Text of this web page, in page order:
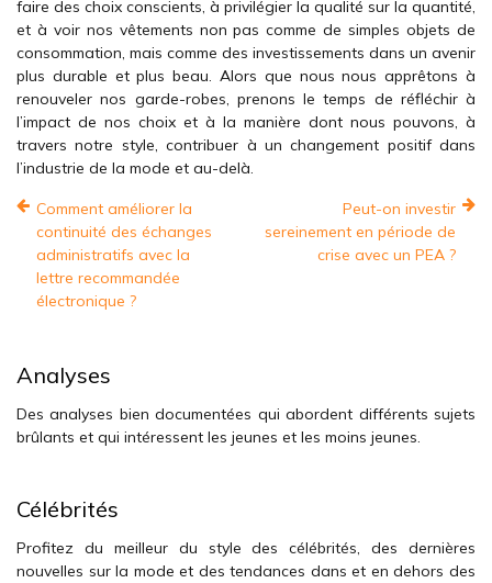
faire des choix conscients, à privilégier la qualité sur la quantité,
et à voir nos vêtements non pas comme de simples objets de
consommation, mais comme des investissements dans un avenir
plus durable et plus beau. Alors que nous nous apprêtons à
renouveler nos garde-robes, prenons le temps de réfléchir à
l’impact de nos choix et à la manière dont nous pouvons, à
travers notre style, contribuer à un changement positif dans
l’industrie de la mode et au-delà.
Comment améliorer la
continuité des échanges
administratifs avec la
lettre recommandée
électronique ?
Peut-on investir
sereinement en période de
crise avec un PEA ?
Analyses
Des analyses bien documentées qui abordent différents sujets
brûlants et qui intéressent les jeunes et les moins jeunes.
Célébrités
Profitez du meilleur du style des célébrités, des dernières
nouvelles sur la mode et des tendances dans et en dehors des